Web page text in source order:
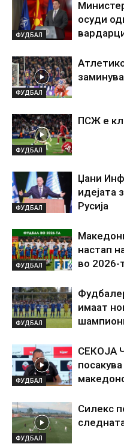
ФУДБАЛ
осуди
ФУДБАЛ
ФУДБАЛ
ПСЖ е
ФУДБАЛ
Џани
идејата
Русија
ФУДБАЛ
настап
во 2026-
ФУДБАЛ
имаат
ФУДБАЛ
СЕКОЈА
ФУДБАЛ
Силекс